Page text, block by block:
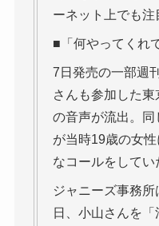
ーネット上でも注
■「何やってくれ
7日発売の一部週
さんも参加した
の音声が流出。
が当時19歳の女
なコールをしてい
ジャニーズ事務
日、小山さんを